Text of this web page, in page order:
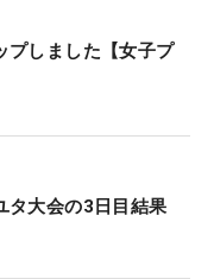
プしました【女子プ
大会の3日目結果